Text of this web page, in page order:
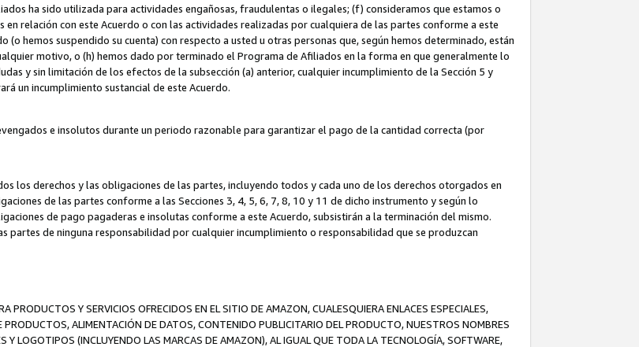
ha sido utilizada para actividades engañosas, fraudulentas o ilegales; (f) consideramos que estamos o
relación con este Acuerdo o con las actividades realizadas por cualquiera de las partes conforme a este
hemos suspendido su cuenta) con respecto a usted u otras personas que, según hemos determinado, están
motivo, o (h) hemos dado por terminado el Programa de Afiliados en la forma en que generalmente lo
y sin limitación de los efectos de la subsección (a) anterior, cualquier incumplimiento de la Sección 5 y
un incumplimiento sustancial de este Acuerdo.
e insolutos durante un periodo razonable para garantizar el pago de la cantidad correcta (por
los derechos y las obligaciones de las partes, incluyendo todos y cada uno de los derechos otorgados en
de las partes conforme a las Secciones 3, 4, 5, 6, 7, 8, 10 y 11 de dicho instrumento y según lo
de pago pagaderas e insolutas conforme a este Acuerdo, subsistirán a la terminación del mismo.
partes de ninguna responsabilidad por cualquier incumplimiento o responsabilidad que se produzcan
PRODUCTOS Y SERVICIOS OFRECIDOS EN EL SITIO DE AMAZON, CUALESQUIERA ENLACES ESPECIALES,
ALIMENTACIÓN DE DATOS, CONTENIDO PUBLICITARIO DEL PRODUCTO, NUESTROS NOMBRES
Y LOGOTIPOS (INCLUYENDO LAS MARCAS DE AMAZON), AL IGUAL QUE TODA LA TECNOLOGÍA, SOFTWARE,